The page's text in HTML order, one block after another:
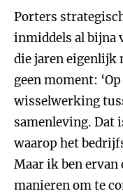
Porters
inmiddels al bijna
die jaren eigenlijk
geen moment:
wisselwerking
samenleving. Dat
waarop het
Maar ik ben
manieren om te